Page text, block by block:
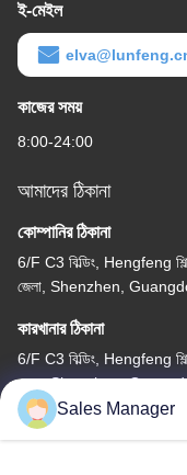
ই-মেইল
কাজের সময়
8:00-24:00
আমাদের ঠিকানা
কোম্পানির ঠিকানা
6/F C3 বিল্ডিং, Hengfeng
জেলা, Shenzhen,
কারখানার ঠিকানা
6/F C3 বিল্ডিং, Hengfeng
জেলা, Shenzhen,
টেলিফোন
Sales Manager